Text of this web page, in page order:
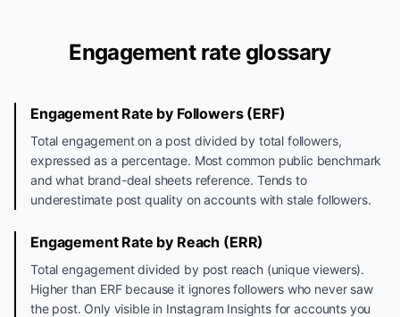
Engagement rate glossary
Engagement Rate by Followers (ERF)
Total engagement on a post divided by total followers,
expressed as a percentage. Most common public benchmark
and what brand-deal sheets reference. Tends to
underestimate post quality on accounts with stale followers.
Engagement Rate by Reach (ERR)
Total engagement divided by post reach (unique viewers).
Higher than ERF because it ignores followers who never saw
the post. Only visible in Instagram Insights for accounts you